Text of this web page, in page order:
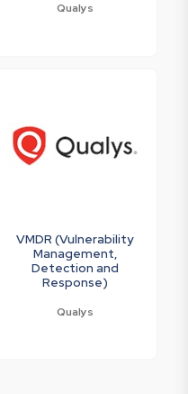
Qualys
VMDR (Vulnerability
Management,
Detection and
Response)
Qualys